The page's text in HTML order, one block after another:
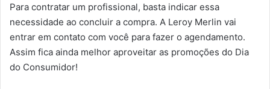
Para contratar um profissional, basta indicar essa
necessidade ao concluir a compra. A Leroy Merlin vai
entrar em contato com você para fazer o agendamento.
Assim fica ainda melhor aproveitar as promoções do Dia
do Consumidor!